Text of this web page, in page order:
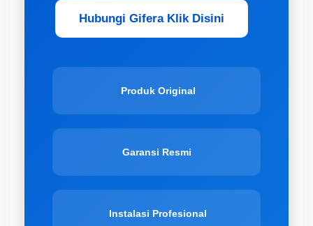
Hubungi Gifera Klik Disini
Produk Original
Garansi Resmi
Instalasi Profesional